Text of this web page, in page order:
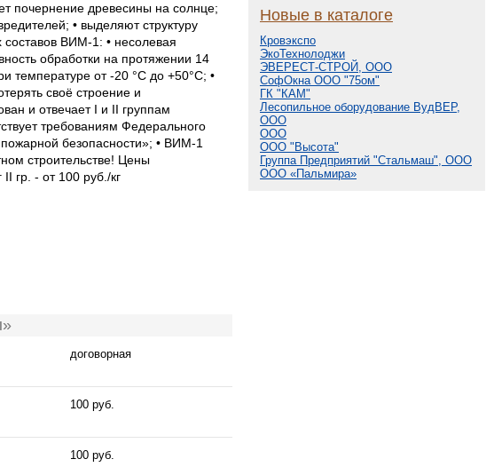
почернение древесины на солнце;
• выделяют структуру
ВИМ-1: • несолевая
обработки на протяжении 14
температуре от -20 °С до +50°С; •
своё строение и
и отвечает I и II группам
требованиям Федерального
безопасности»; • ВИМ-1
строительстве! Цены
гр. - от 100 руб./кг
договорная
100 руб.
100 руб.
Новые в каталоге
Кровэкспо
ЭкоТехнолоджи
ЭВЕРЕСТ-СТРОЙ, ООО
СофОкна ООО "75ом"
ГК "КАМ"
Лесопильное оборудование ВудВЕР,
ООО
ООО
ООО "Высота"
Группа Предприятий "Стальмаш", ООО
ООО «Пальмира»